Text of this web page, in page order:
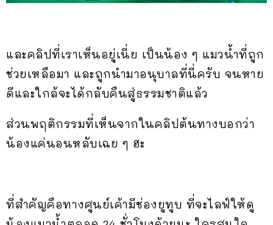
และคลิปที่เราเห็นอยู่เนี่ย เป็นน้อง ๆ แมวน้ำที่ถูก
ช่วยเหลือมา และถูกนำมาอนุบาลที่นี่ครับ จนหาย
ดีและใกล้จะได้กลับคืนสู่ธรรมชาติแล้ว
ส่วนพฤติกรรมที่เห็นจากในคลิปต้นทางบอกว่า
น้องแค่นอนหลับเฉย ๆ ฮะ
ที่สำคัญคือทางศูนย์เค้ามีช่องยูทูบ ที่จะไลฟ์ให้ดู